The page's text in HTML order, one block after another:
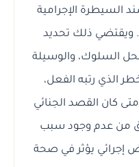
السيطرة الإجرامية
ويقتضي ذلك تحديد
السلوك، والوسيلة
الذي رتبه الفعل،
كان القصد الجنائي
من عدم وجود سبب
إجرائي يؤثر في صحة